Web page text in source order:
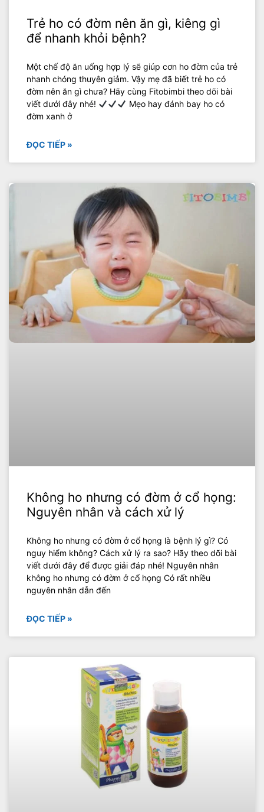
Trẻ ho có đờm nên ăn gì, kiêng gì
để nhanh khỏi bệnh?
Một chế độ ăn uống hợp lý sẽ giúp cơn ho đờm của trẻ
nhanh chóng thuyên giảm. Vậy mẹ đã biết trẻ ho có
đờm nên ăn gì chưa? Hãy cùng Fitobimbi theo dõi bài
viết dưới đây nhé!
Mẹo hay đánh bay ho có
đờm xanh ở
ĐỌC TIẾP »
Không ho nhưng có đờm ở cổ họng:
Nguyên nhân và cách xử lý
Không ho nhưng có đờm ở cổ họng là bệnh lý gì? Có
nguy hiểm không? Cách xử lý ra sao? Hãy theo dõi bài
viết dưới đây để được giải đáp nhé! Nguyên nhân
không ho nhưng có đờm ở cổ họng Có rất nhiều
nguyên nhân dẫn đến
ĐỌC TIẾP »